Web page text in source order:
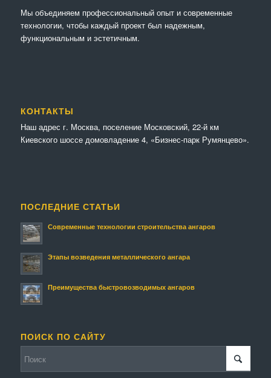
Мы объединяем профессиональный опыт и современные
технологии, чтобы каждый проект был надежным,
функциональным и эстетичным.
КОНТАКТЫ
Наш адрес г. Москва, поселение Московский, 22-й км
Киевского шоссе домовладение 4, «Бизнес-парк Румянцево».
ПОСЛЕДНИЕ СТАТЬИ
Современные технологии строительства ангаров
Этапы возведения металлического ангара
Преимущества быстровозводимых ангаров
ПОИСК ПО САЙТУ